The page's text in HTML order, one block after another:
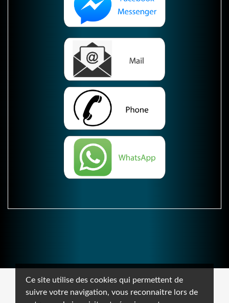
Ce site utilise des cookies qui permettent de
suivre votre navigation, vous reconnaitre lors de